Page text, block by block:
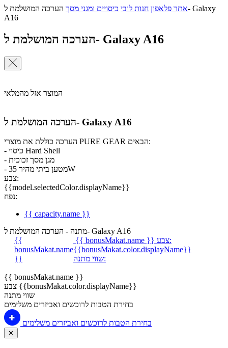
אתר פלאפון חנות לובי כיסויים ומגני מסך הערכה המושלמת ל- Galaxy
A16
הערכה המושלמת ל- Galaxy A16
המוצר אזל מהמלאי
הערכה המושלמת ל- Galaxy A16
הערכה כוללת את מוצרי PURE GEAR הבאים:
- כיסוי Hard Shell
- מגן מסך זכוכית
- מטען ביתי מהיר 35W
צבע:
{{model.selectedColor.displayName}}
נפח:
{{ capacity.name }}
מתנה - הערכה המושלמת ל- Galaxy A16
{{
bonusMakat.name
}}
{{ bonusMakat.name }}
צבע:
{{bonusMakat.color.displayName}}
שווי מתנה:
{{ bonusMakat.name }}
צבע {{bonusMakat.color.displayName}}
שווי מתנה
בחירת הטבות לרוכשים ואביזרים משלימים
בחירת הטבות לרוכשים ואביזרים משלימים
✕